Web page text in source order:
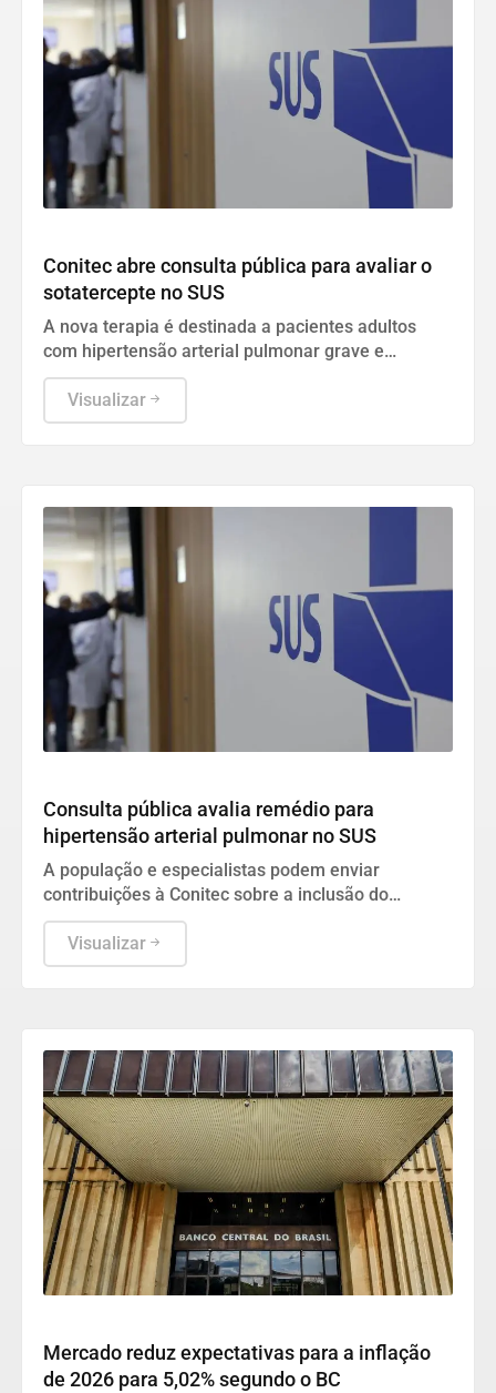
Conitec abre consulta pública para avaliar o
sotatercepte no SUS
A nova terapia é destinada a pacientes adultos
com hipertensão arterial pulmonar grave e
aceitará contribuições da população até o dia 17.
Visualizar
Consulta pública avalia remédio para
hipertensão arterial pulmonar no SUS
A população e especialistas podem enviar
contribuições à Conitec sobre a inclusão do
sotatercepte no tratamento da doença grave até
dia 17.
Visualizar
Mercado reduz expectativas para a inflação
de 2026 para 5,02% segundo o BC